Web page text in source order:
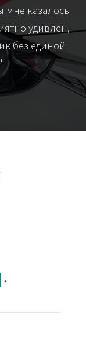
мне казалось
удивлён,
без единой
*